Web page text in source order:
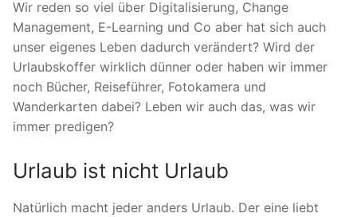
Wir reden so viel über Digitalisierung, Change
Management, E-Learning und Co aber hat sich auch
unser eigenes Leben dadurch verändert? Wird der
Urlaubskoffer wirklich dünner oder haben wir immer
noch Bücher, Reiseführer, Fotokamera und
Wanderkarten dabei? Leben wir auch das, was wir
immer predigen?
Urlaub ist nicht Urlaub
Natürlich macht jeder anders Urlaub. Der eine liebt